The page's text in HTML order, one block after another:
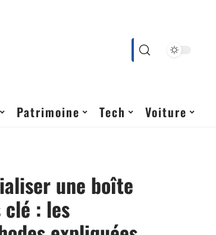
Patrimoine Tech Voiture
une boîte
: les